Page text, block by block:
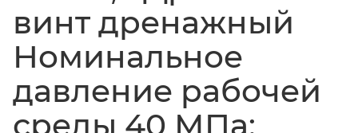
винт дренажный
Номинальное
давление рабочей
среды 40 МПа;